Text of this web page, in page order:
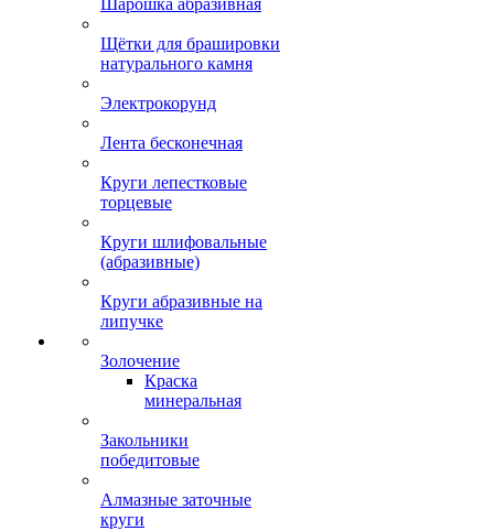
Шарошка абразивная
Щётки для брашировки
натурального камня
Электрокорунд
Лента бесконечная
Круги лепестковые
торцевые
Круги шлифовальные
(абразивные)
Круги абразивные на
липучке
Золочение
Краска
минеральная
Закольники
победитовые
Алмазные заточные
круги